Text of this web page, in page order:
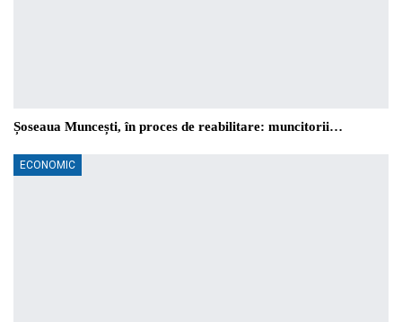
Șoseaua Muncești, în proces de reabilitare: muncitorii…
ECONOMIC